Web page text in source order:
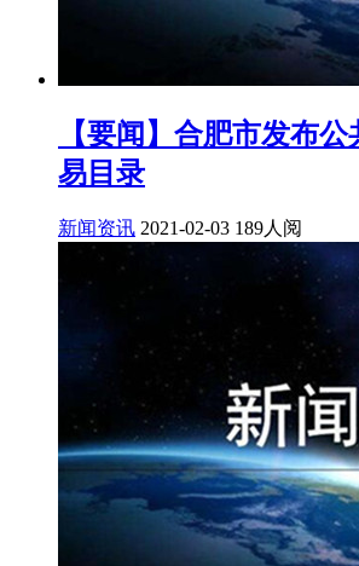
【要闻】合肥市发布
易目录
新闻资讯 2021-02-03 189人阅